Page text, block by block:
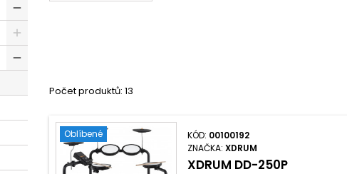
Počet produktů: 13
Oblíbené KÓD: 00100192
ZNAČKA:XDRUM
XDRUM DD-250P